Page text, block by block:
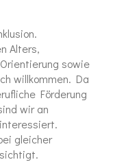
Alters,
sowie
willkommen. Da
Förderung
wir an
gleicher